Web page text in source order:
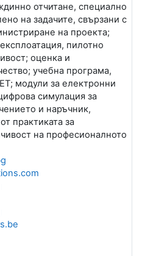
отчитане, специално
на задачите, свързани с
на проекта;
пилотно
оценка и
учебна програма,
модули за електронни
симулация за
и наръчник,
практиката за
на професионалното